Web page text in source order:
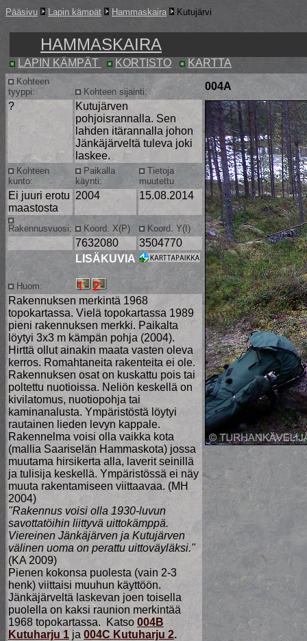
Pääsivu Lapin kämpät Hammaskaira Kutujärvi
HAMMASKAIRA
LAPIN KÄMPÄT KORTISTO KARTTA
Kohteen
tyyppi:
Kohteen sijainti:
004A
?
Kutujärven
pohjoisrannalla. Sen
lahden itärannalla johon
Jänkäjärveltä tuleva joki
laskee.
Kohteen
kunto:
Paikalla
käynti:
Tietoja
muutettu
Ei juuri erotu
maastosta
2004 15.08.2014
Rakennusvuosi: Koord. X(P) Koord. Y(I)
7632080 3504770
Huom:
LISÄKUVIA
Rakennuksen merkintä 1968
topokartassa. Vielä topokartassa 1989
pieni rakennuksen merkki. Paikalta
löytyi 3x3 m kämpän pohja (2004).
Hirttä ollut ainakin maata vasten oleva
kerros. Romahtaneita rakenteita ei ole.
Rakennuksen osat on kuskattu pois tai
poltettu nuotioissa. Neliön keskellä on
kivilatomus, nuotiopohja tai
kaminanalusta. Ympäristöstä löytyi
rautainen lieden levyn kappale.
Rakennelma voisi olla vaikka kota
(mallia Saariselän Hammaskota) jossa
muutama hirsikerta alla, laverit seinillä
ja tulisija keskellä. Ympäristössä ei näy
muuta rakentamiseen viittaavaa. (MH
2004)
"Rakennus voisi olla 1930-luvun
savottatöihin liittyvä uittokämppä.
Viereinen Jänkäjärven ja Kutujärven
välinen uoma on perattu uittoväyläksi."
(KA 2009)
Pienen kokonsa puolesta (vain 2-3
henk) viittaisi muuhun käyttöön.
Jänkäjärveltä laskevan joen toisella
puolella on kaksi raunion merkintää
1968 topokartassa. Katso 004B
Kutuharju 1 ja 004C Kutuharju 2.